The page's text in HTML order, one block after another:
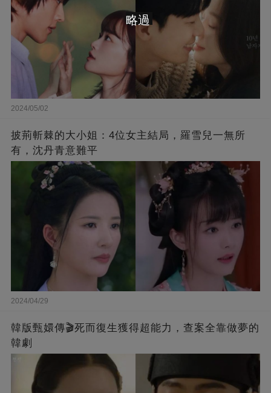
2024/05/02
披荊斬棘的大小姐：4位女主結局，羅雪兒一無所
有，沈丹青意難平
2024/04/29
韓版甄嬛傳🎬死而復生獲得超能力，查案全靠做夢的
韓劇
略過